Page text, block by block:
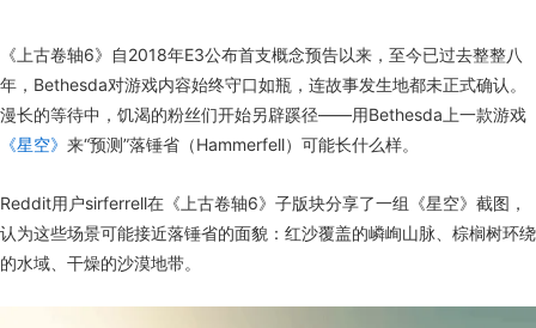
《上古卷轴6》自2018年E3公布首支概念预告以来，至今已过去整整八
年，Bethesda对游戏内容始终守口如瓶，连故事发生地都未正式确认。
漫长的等待中，饥渴的粉丝们开始另辟蹊径——用Bethesda上一款游戏
《星空》 来“预测”落锤省（Hammerfell）可能长什么样。
Reddit用户sirferrell在《上古卷轴6》子版块分享了一组《星空》截图，
认为这些场景可能接近落锤省的面貌：红沙覆盖的嶙峋山脉、棕榈树环绕
的水域、干燥的沙漠地带。